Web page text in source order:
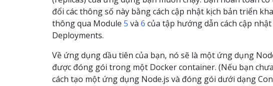
đổi các thông số này bằng cách cập nhật kịch bản triển
thông qua Module 5 và 6 của tập hướng dẫn cách cập nhật
Deployments.
Về ứng dụng dầu tiên của bạn, nó sẽ là một ứng dụng
được đóng gói trong một Docker container. (Nếu bạn
cách tạo một ứng dụng Node.js và đóng gói dưới dạng